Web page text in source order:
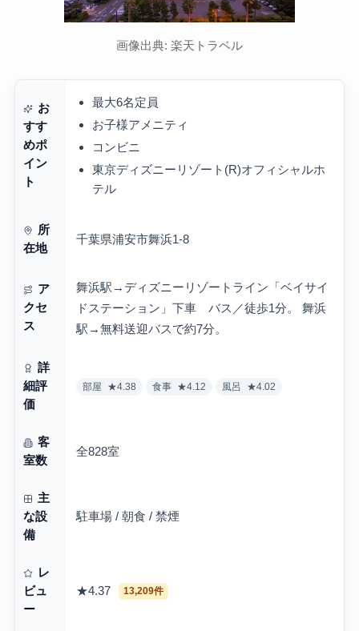
画像出典: 楽天トラベル
お
すす
めポ
イン
ト
最大6名定員
お子様アメニティ
コンビニ
東京ディズニーリゾート(R)オフィシャルホ
テル
所
在地
千葉県浦安市舞浜1-8
ア
クセ
ス
舞浜駅→ディズニーリゾートライン「ベイサイ
ドステーション」下車 バス／徒歩1分。 舞浜
駅→無料送迎バスで約7分。
詳
細評
価
部屋 ★4.38 食事 ★4.12 風呂 ★4.02
客
室数
全828室
主
な設
備
駐車場 / 朝食 / 禁煙
レ
ビュ
ー
★4.37 13,209件